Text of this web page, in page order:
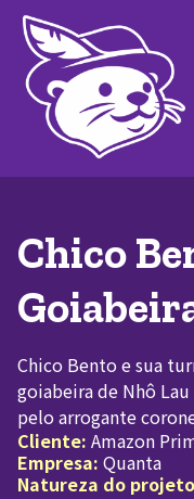
Chico
Chico Bento e sua
goiabeira de Nhô
pelo arrogante
Cliente: Amazon
Empresa: Quanta
Natureza do